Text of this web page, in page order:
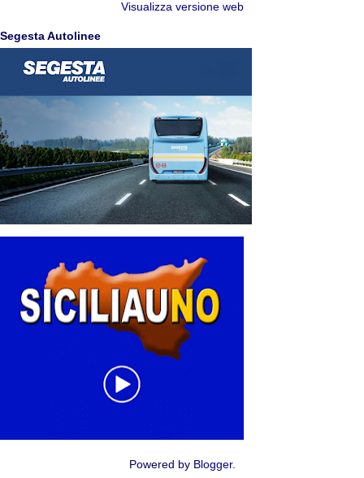
Visualizza versione web
Segesta Autolinee
Powered by Blogger.